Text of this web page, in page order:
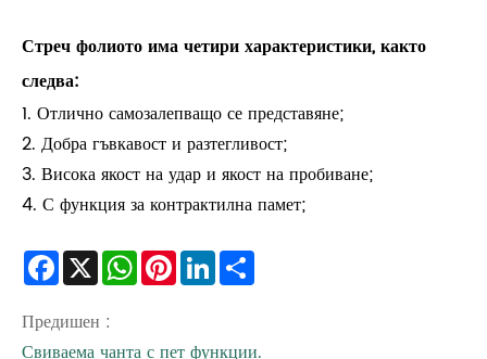
Стреч фолиото има четири характеристики, както
следва:
1. Отлично самозалепващо се представяне;
2. Добра гъвкавост и разтегливост;
3. Висока якост на удар и якост на пробиване;
4. С функция за контрактилна памет;
Facebook
X WhatsApp
PinterestLinkedIn
Предишен :
Свиваема чанта с пет функции.